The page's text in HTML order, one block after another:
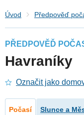
Úvod Předpověď
PŘEDPOVĚĎ
Havraníky
Označit jako
Počasí Slunce a